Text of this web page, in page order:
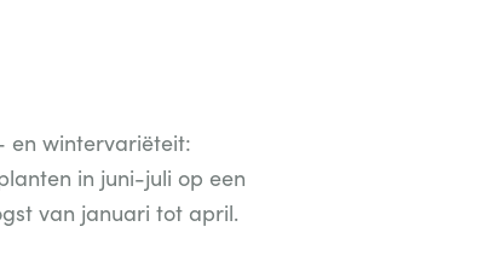
en wintervariëteit:
in juni-juli op een
van januari tot april.